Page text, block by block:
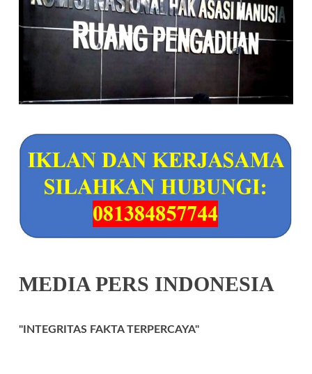
MEDIA PERS INDONESIA
"INTEGRITAS FAKTA TERPERCAYA"